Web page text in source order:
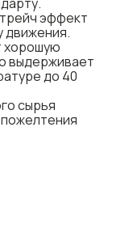
эффект
движения.
хорошую
выдерживает
до 40
сырья